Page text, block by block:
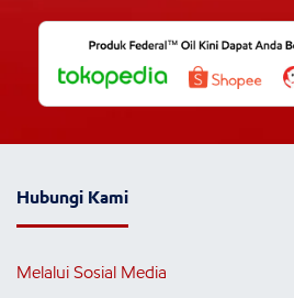
Hubungi Kami
Melalui Sosial Media